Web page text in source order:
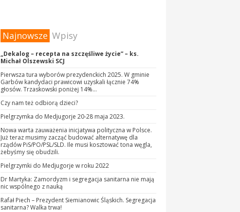
Najnowsze Wpisy
„Dekalog – recepta na szczęśliwe życie” – ks.
Michał Olszewski SCJ
Pierwsza tura wyborów prezydenckich 2025. W gminie
Garbów kandydaci prawicowi uzyskali łącznie 74%
głosów. Trzaskowski poniżej 14%…
Czy nam też odbiorą dzieci?
Pielgrzymka do Medjugorje 20-28 maja 2023.
Nowa warta zauważenia inicjatywa polityczna w Polsce.
Już teraz musimy zacząć budować alternatywę dla
rządów PiS/PO/PSL/SLD. Ile musi kosztować tona węgla,
żebyśmy się obudzili.
Pielgrzymki do Medjugorje w roku 2022
Dr Martyka: Zamordyzm i segregacja sanitarna nie mają
nic wspólnego z nauką
Rafał Piech – Prezydent Siemianowic Śląskich. Segregacja
sanitarna? Walka trwa!